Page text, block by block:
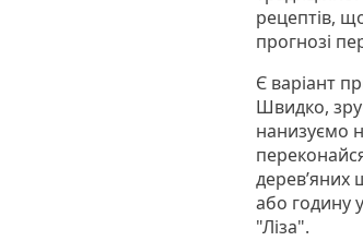
рецептів,
прогнозі
Є варіант
Швидко,
нанизуємо
дерев’яних
або годину
"Ліза".